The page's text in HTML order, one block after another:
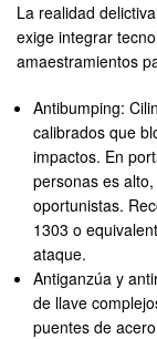
La realidad
exige integrar
amaestramientos
Antibumping:
calibrados que
impactos. En
personas es
oportunistas.
1303 o
ataque.
Antiganzúa y
de llave
puentes de